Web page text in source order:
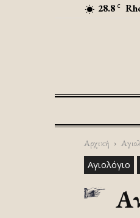
28.8 C
Αρχική
Αγιολόγιο